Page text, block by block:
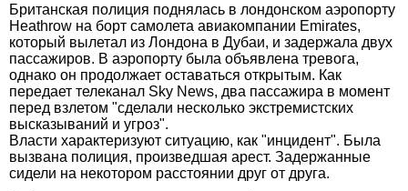
Британская полиция поднялась в лондонском аэропорту
Heathrow на борт самолета авиакомпании Emirates,
который вылетал из Лондона в Дубаи, и задержала двух
пассажиров. В аэропорту была объявлена тревога,
однако он продолжает оставаться открытым. Как
передает телеканал Sky News, два пассажира в момент
перед взлетом "сделали несколько экстремистских
высказываний и угроз".
Власти характеризуют ситуацию, как "инцидент". Была
вызвана полиция, произведшая арест. Задержанные
сидели на некотором расстоянии друг от друга.